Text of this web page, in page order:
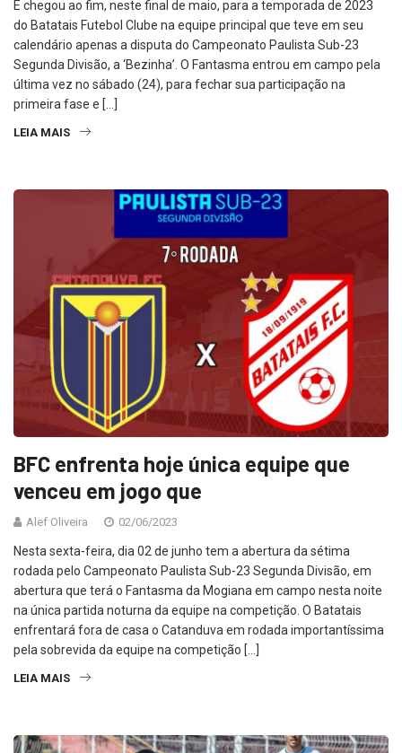
E chegou ao fim, neste final de maio, para a temporada de 2023
do Batatais Futebol Clube na equipe principal que teve em seu
calendário apenas a disputa do Campeonato Paulista Sub-23
Segunda Divisão, a ‘Bezinha’. O Fantasma entrou em campo pela
última vez no sábado (24), para fechar sua participação na
primeira fase e […]
LEIA MAIS
BFC enfrenta hoje única equipe que
venceu em jogo que
Alef Oliveira 02/06/2023
Nesta sexta-feira, dia 02 de junho tem a abertura da sétima
rodada pelo Campeonato Paulista Sub-23 Segunda Divisão, em
abertura que terá o Fantasma da Mogiana em campo nesta noite
na única partida noturna da equipe na competição. O Batatais
enfrentará fora de casa o Catanduva em rodada importantíssima
pela sobrevida da equipe na competição […]
LEIA MAIS